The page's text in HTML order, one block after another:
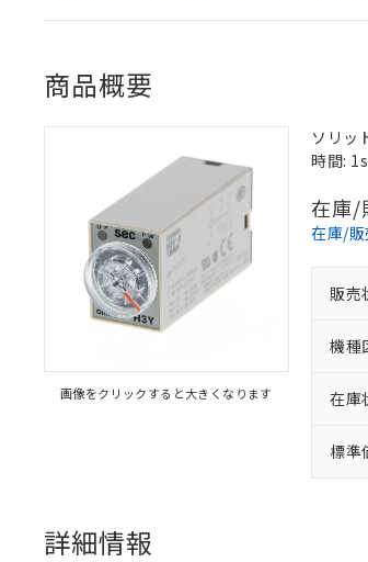
商品概要
画像をクリックすると大きくなります
ソリッ
時間: 1s
在庫/
在庫/販
販売
機種
在庫
標準
詳細情報